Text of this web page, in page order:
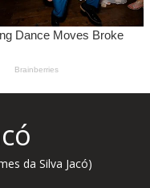
da Silva Jacó)